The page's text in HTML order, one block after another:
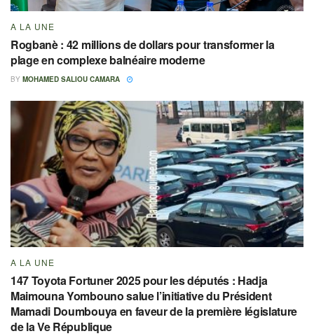
A LA UNE
Rogbanè : 42 millions de dollars pour transformer la
plage en complexe balnéaire moderne
BY MOHAMED SALIOU CAMARA
A LA UNE
147 Toyota Fortuner 2025 pour les députés : Hadja
Maimouna Yombouno salue l’initiative du Président
Mamadi Doumbouya en faveur de la première législature
de la Ve République